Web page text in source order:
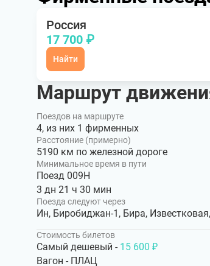
Россия
17 700 ₽
Найти
Маршрут
Поездов на маршруте
4, из них 1 фирменных
Расстояние (примерно)
5190 км по железной дороге
Минимальное время в пути
Поезд 009Н
3 дн 21 ч 30 мин
Поезда следуют через
Ин, Биробиджан-1, Бира,
Стоимость билетов
Самый дешевый - 15 600 ₽
Вагон - ПЛАЦ